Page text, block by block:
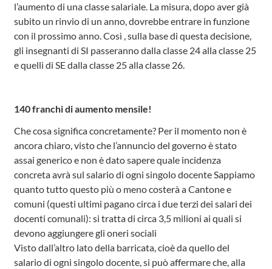
l’aumento di una classe salariale. La misura, dopo aver già
subito un rinvio di un anno, dovrebbe entrare in funzione
con il prossimo anno. Così , sulla base di questa decisione,
gli insegnanti di SI passeranno dalla classe 24 alla classe 25
e quelli di SE dalla classe 25 alla classe 26.
140 franchi di aumento mensile!
Che cosa significa concretamente? Per il momento non è
ancora chiaro, visto che l’annuncio del governo è stato
assai generico e non è dato sapere quale incidenza
concreta avrà sul salario di ogni singolo docente Sappiamo
quanto tutto questo più o meno costerà a Cantone e
comuni (questi ultimi pagano circa i due terzi dei salari dei
docenti comunali): si tratta di circa 3,5 milioni ai quali si
devono aggiungere gli oneri sociali
Visto dall’altro lato della barricata, cioè da quello del
salario di ogni singolo docente, si può affermare che, alla